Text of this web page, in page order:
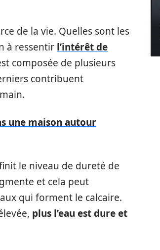
de la vie. Quelles sont les
à ressentir l’intérêt de
composée de plusieurs
contribuent
une maison autour
le niveau de dureté de
et cela peut
qui forment le calcaire.
plus l’eau est dure et